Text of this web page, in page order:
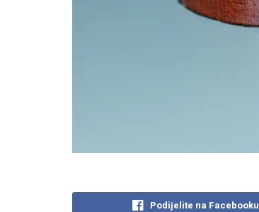
Podijelite na Facebooku